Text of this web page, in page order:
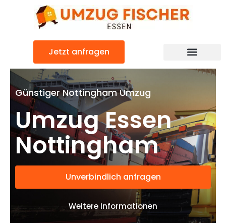
Jetzt anfragen
Günstiger Nottingham Umzug
Umzug Essen
Nottingham
Unverbindlich anfragen
Weitere Informationen